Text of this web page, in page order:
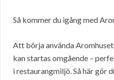
Så kommer du igång med
Att börja använda
kan startas omgående –
i restaurangmiljö. Så här gör